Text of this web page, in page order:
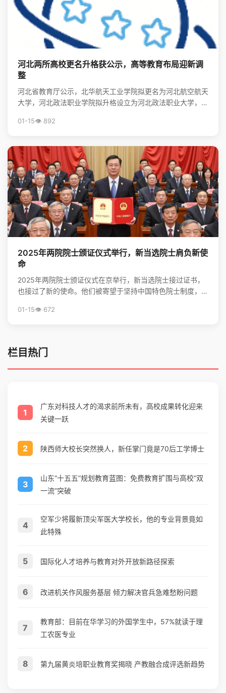
河北两所高校更名升格获公示，高等教育布局迎新调
整
河北省教育厅公示，北华航天工业学院拟更名为河北航空航天
大学，河北政法职业学院拟升格设立为河北政法职业大学，标
01-15👁️ 892
2025年两院院士颁证仪式举行，新当选院士肩负新使
命
2025年两院院士颁证仪式在京举行，新当选院士接过证书，
也接过了新的使命。他们被寄望于坚持中国特色院士制度，勇
01-15👁️ 672
栏目热门
1
广东对科技人才的渴求前所未有，高校成果转化迎来
关键一跃
2 陕西师大校长突然换人，新任掌门竟是70后工学博士
3
山东“十五五”规划教育蓝图：免费教育扩围与高校“双
一流”突破
4
空军少将履新顶尖军医大学校长，他的专业背景竟如
此特殊
5 国际化人才培养与教育对外开放新路径探索
6 改进机关作风服务基层 倾力解决官兵急难愁盼问题
7
教育部：目前在华学习的外国学生中，57%就读于理
工农医专业
8 第九届黄炎培职业教育奖揭晓 产教融合成评选新趋势